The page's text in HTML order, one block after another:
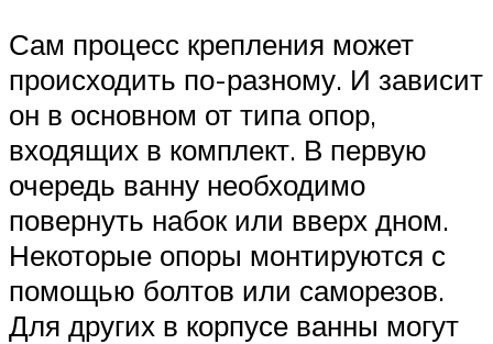
Сам процесс крепления может
происходить по-разному. И зависит
он в основном от типа опор,
входящих в комплект. В первую
очередь ванну необходимо
повернуть набок или вверх дном.
Некоторые опоры монтируются с
помощью болтов или саморезов.
Для других в корпусе ванны могут